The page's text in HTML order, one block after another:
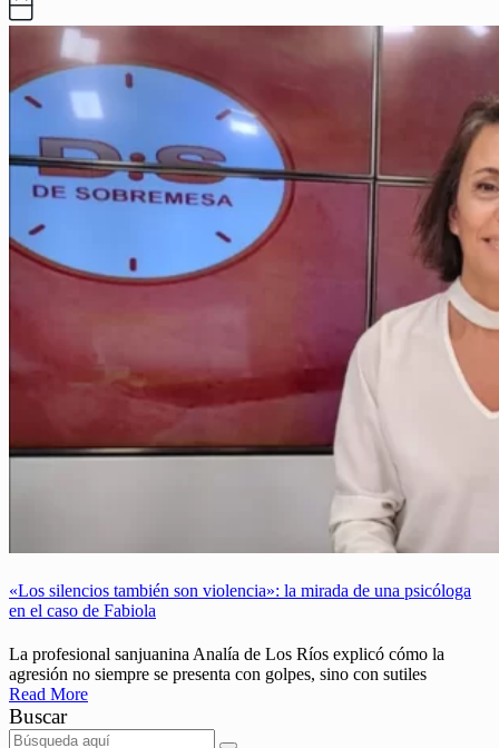
«Los silencios también son violencia»: la mirada de una psicóloga
en el caso de Fabiola
La profesional sanjuanina Analía de Los Ríos explicó cómo la
agresión no siempre se presenta con golpes, sino con sutiles
Read More
Buscar